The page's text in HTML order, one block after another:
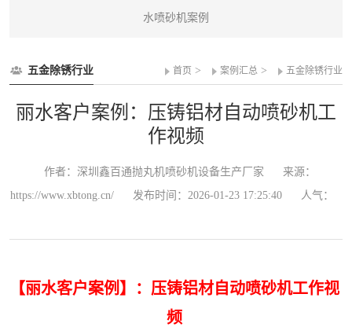
水喷砂机案例
五金除锈行业 首页 > 案例汇总 > 五金除锈行业
丽水客户案例：压铸铝材自动喷砂机工
作视频
作者：深圳鑫百通抛丸机喷砂机设备生产厂家
来源：
https://www.xbtong.cn/
发布时间：2026-01-23 17:25:40 人气：
【丽水客户案例】：压铸铝材自动喷砂机工作视
频